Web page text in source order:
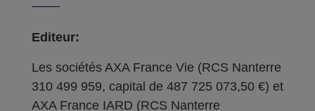
Editeur:
Les sociétés AXA France Vie (RCS Nanterre
310 499 959, capital de 487 725 073,50 €) et
AXA France IARD (RCS Nanterre